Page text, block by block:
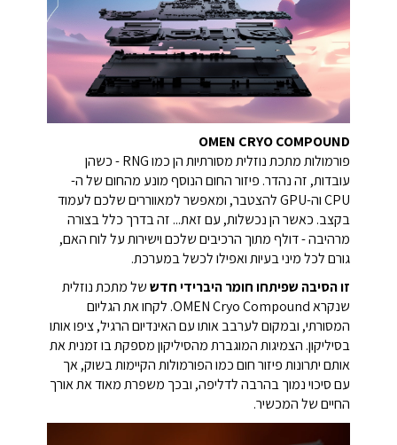
OMEN CRYO COMPOUND
פורמולות מתכת נוזלית מסורתיות הן כמו RNG - כשהן
עובדות, זה נהדר. פיזור החום הנוסף מונע מהחום של ה-
CPU וה-GPU להצטבר, ומאפשר למאווררים שלכם לעמוד
בקצב. כאשר הן נכשלות, עם זאת... זה בדרך כלל בצורה
מרהיבה - דולף מתוך הרכיבים שלכם וישירות על לוח האם,
גורם לכל מיני בעיות ואפילו לכשל במערכת.
זו הסיבה שפיתחו חומר היברידי חדששל מתכת נוזלית
שנקרא OMEN Cryo Compound. לקחו את הגליום
המסורתי, ובמקום לערבב אותו עם האינדיום הרגיל, ציפו אותו
בסיליקון. הצמיגות המוגברת מהסיליקון מספקת בו זמנית את
אותם יתרונות פיזור חום כמו הפורמולות הקיימות בשוק, אך
עם סיכוי נמוך בהרבה לדליפה, ובכך משפרת מאוד את אורך
החיים של המכשיר.